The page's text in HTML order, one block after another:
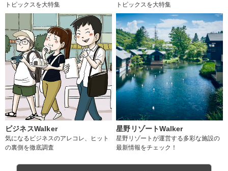
トピックスを大特集
トピックスを大特集
ビジネスWalker
気になるビジネスのアレコレ、ヒット
の裏側を徹底調査
星野リゾートWalker
星野リゾートが運営する多彩な施設の
最新情報をチェック！